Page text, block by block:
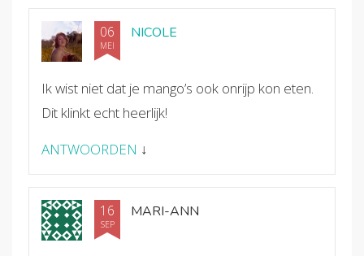
NICOLE
06
MEI
Ik wist niet dat je mango’s ook onrijp kon eten.
Dit klinkt echt heerlijk!
ANTWOORDEN ↓
MARI-ANN
16
SEP